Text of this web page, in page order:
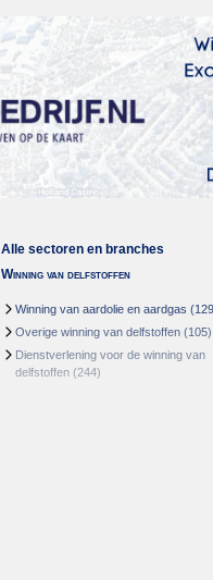
Alle sectoren en branches
Winning van delfstoffen
Winning van aardolie en aardgas
Overige winning van delfstoffen (105)
Dienstverlening voor de winning van
delfstoffen (244)